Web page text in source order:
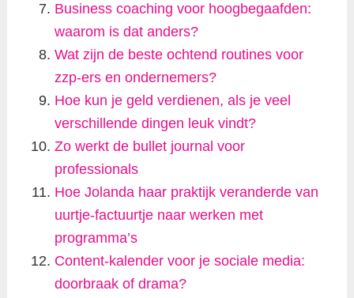
Business coaching voor hoogbegaafden:
waarom is dat anders?
Wat zijn de beste ochtend routines voor
zzp-ers en ondernemers?
Hoe kun je geld verdienen, als je veel
verschillende dingen leuk vindt?
Zo werkt de bullet journal voor
professionals
Hoe Jolanda haar praktijk veranderde van
uurtje-factuurtje naar werken met
programma’s
Content-kalender voor je sociale media:
doorbraak of drama?